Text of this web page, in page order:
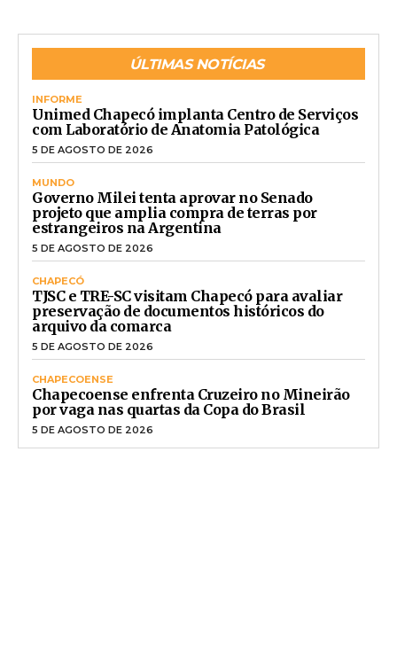
ÚLTIMAS NOTÍCIAS
INFORME
Unimed Chapecó implanta Centro de Serviços
com Laboratório de Anatomia Patológica
5 DE AGOSTO DE 2026
MUNDO
Governo Milei tenta aprovar no Senado
projeto que amplia compra de terras por
estrangeiros na Argentina
5 DE AGOSTO DE 2026
CHAPECÓ
TJSC e TRE-SC visitam Chapecó para avaliar
preservação de documentos históricos do
arquivo da comarca
5 DE AGOSTO DE 2026
CHAPECOENSE
Chapecoense enfrenta Cruzeiro no Mineirão
por vaga nas quartas da Copa do Brasil
5 DE AGOSTO DE 2026